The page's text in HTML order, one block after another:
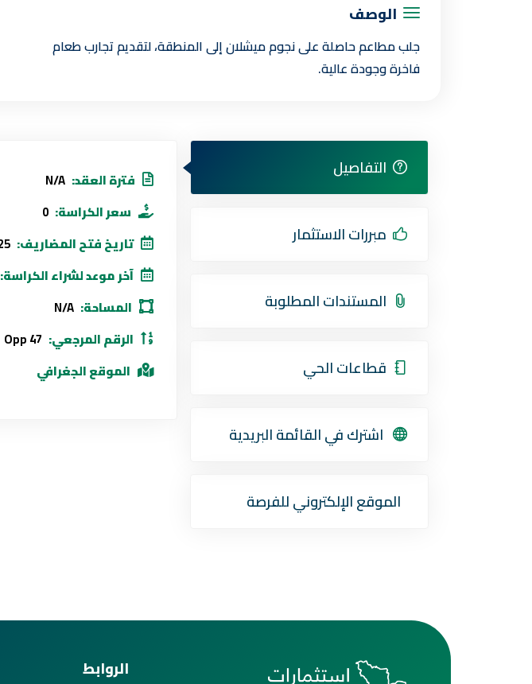
الوصف
جلب مطاعم حاصلة على نجوم ميشلان إلى المنطقة، لتقديم تجارب طعام
فاخرة وجودة عالية.
التفاصيل
مبررات الاستثمار
المستندات المطلوبة
قطاعات الحي
اشترك في القائمة البريدية
الموقع الإلكتروني للفرصة
فترة العقد:
سعر الكراسة:
تاريخ فتح المضاريف:
آخر موعد لشراء الكراسة:
المساحة:
الرقم المرجعي:
الموقع الجغرافي
الروابط